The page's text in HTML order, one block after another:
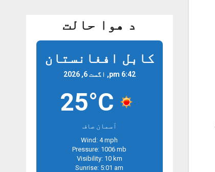
د هوا حالت
کابل افغانستان
6:42 pm, اگست 6, 2026
25°C
آسمان صاف
Wind: 4 mph
Pressure: 1006 mb
Visibility: 10 km
Sunrise: 5:01 am